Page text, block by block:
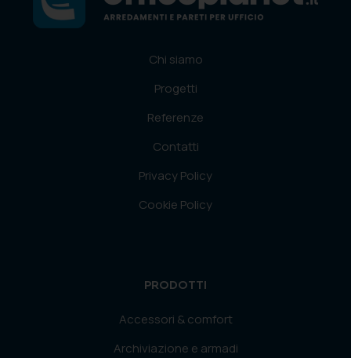
Chi siamo
Progetti
Referenze
Contatti
Privacy Policy
Cookie Policy
PRODOTTI
Accessori & comfort
Archiviazione e armadi